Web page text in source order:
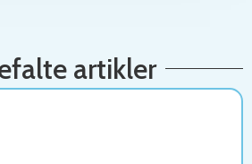
artikler